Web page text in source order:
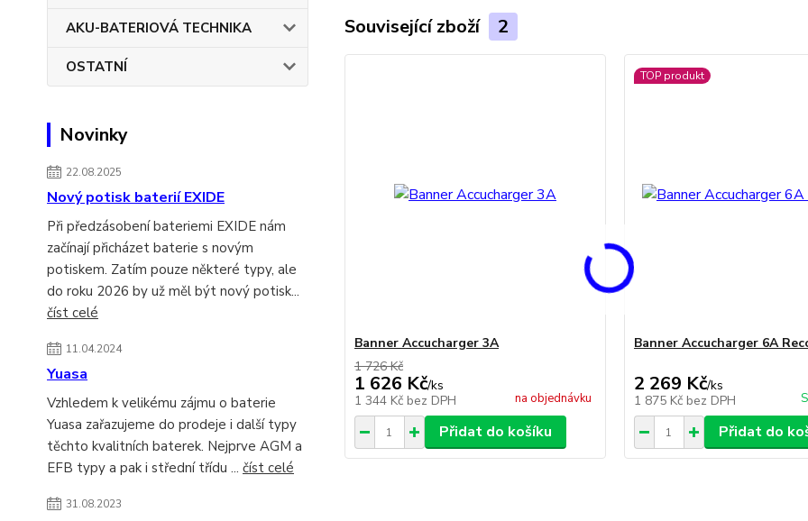
AKU-BATERIOVÁ TECHNIKA
OSTATNÍ
Novinky
22.08.2025
Nový potisk baterií EXIDE
Při předzásobení bateriemi EXIDE nám
začínají přicházet baterie s novým
potiskem. Zatím pouze některé typy, ale
do roku 2026 by už měl být nový potisk...
číst celé
11.04.2024
Yuasa
Vzhledem k velikému zájmu o baterie
Yuasa zařazujeme do prodeje i další typy
těchto kvalitních baterek. Nejprve AGM a
EFB typy a pak i střední třídu ... číst celé
31.08.2023
Související zboží 2
Banner Accucharger 3A
1 726 Kč
1 626 Kč/ks
1 344 Kč bez DPH na objednávku
Přidat do košíku
TOP produkt
Banner Accucharger 6A
2 269 Kč/ks
1 875 Kč bez DPH
Přidat do